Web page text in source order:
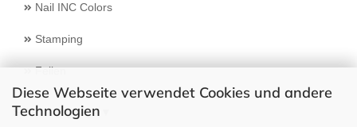
Diese Webseite verwendet Cookies und andere
Technologien
Nail INC Colors
Stamping
Feilen
Select Language